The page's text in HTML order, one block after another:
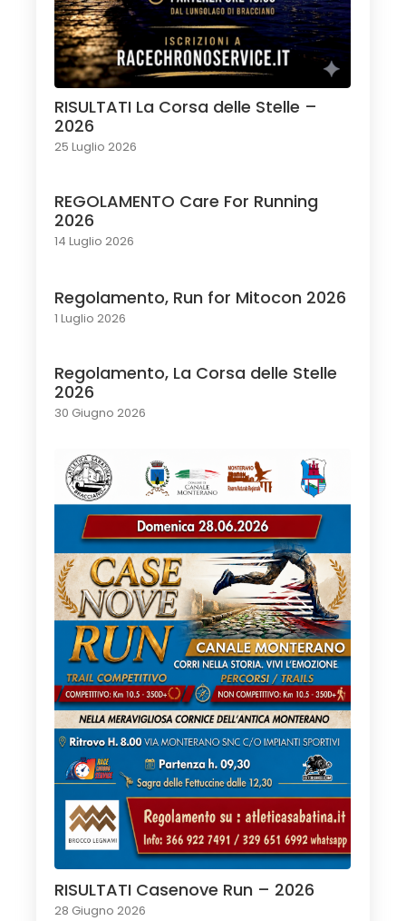
RISULTATI La Corsa delle Stelle –
2026
25 Luglio 2026
REGOLAMENTO Care For Running
2026
14 Luglio 2026
Regolamento, Run for Mitocon 2026
1 Luglio 2026
Regolamento, La Corsa delle Stelle
2026
30 Giugno 2026
RISULTATI Casenove Run – 2026
28 Giugno 2026